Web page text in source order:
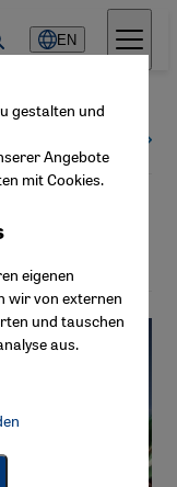
EN
gestalten und
Angebote
mit Cookies.
eigenen
wir von externen
und tauschen
aus.
Google Maps Embed,